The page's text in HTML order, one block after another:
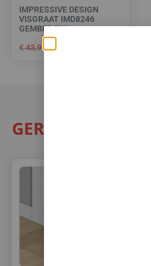
IMPRESSIVE DESIGN
VISGRAAT IMD8246
GEMBER EIK
€43,95€39,50
GERELATEERDE